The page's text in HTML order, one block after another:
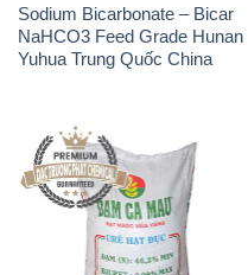
Phân Urê Đạm – Phân Bón
Urê Cà Mau Việt Nam